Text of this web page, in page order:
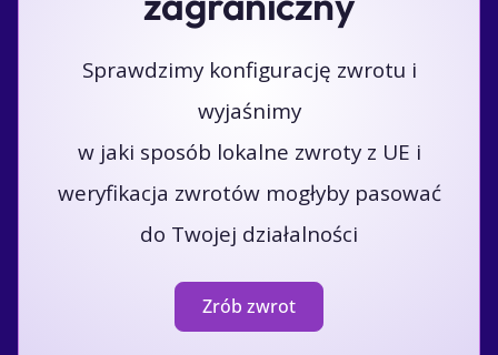
Sprawdzimy konfigurację zwrotu i
wyjaśnimy
w jaki sposób lokalne zwroty z UE i
weryfikacja zwrotów mogłyby pasować
do Twojej działalności
Zrób zwrot